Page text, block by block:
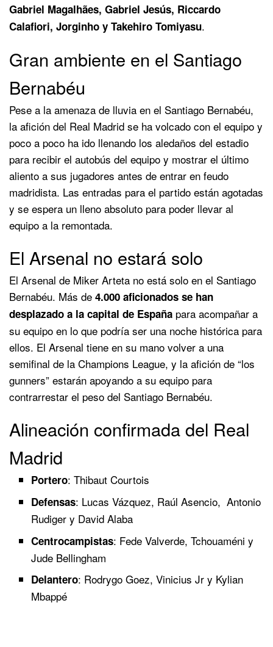
Gabriel Magalhães, Gabriel Jesús, Riccardo
Calafiori, Jorginho y Takehiro Tomiyasu.
Gran ambiente en el Santiago
Bernabéu
Pese a la amenaza de lluvia en el Santiago Bernabéu,
la afición del Real Madrid se ha volcado con el equipo y
poco a poco ha ido llenando los aledaños del estadio
para recibir el autobús del equipo y mostrar el último
aliento a sus jugadores antes de entrar en feudo
madridista. Las entradas para el partido están agotadas
y se espera un lleno absoluto para poder llevar al
equipo a la remontada.
El Arsenal no estará solo
El Arsenal de Miker Arteta no está solo en el Santiago
Bernabéu. Más de 4.000 aficionados se han
desplazado a la capital de España para acompañar a
su equipo en lo que podría ser una noche histórica para
ellos. El Arsenal tiene en su mano volver a una
semifinal de la Champions League, y la afición de “los
gunners” estarán apoyando a su equipo para
contrarrestar el peso del Santiago Bernabéu.
Alineación confirmada del Real
Madrid
Portero: Thibaut Courtois
Defensas: Lucas Vázquez, Raúl Asencio, Antonio
Rudiger y David Alaba
Centrocampistas: Fede Valverde, Tchouaméni y
Jude Bellingham
Delantero: Rodrygo Goez, Vinicius Jr y Kylian
Mbappé